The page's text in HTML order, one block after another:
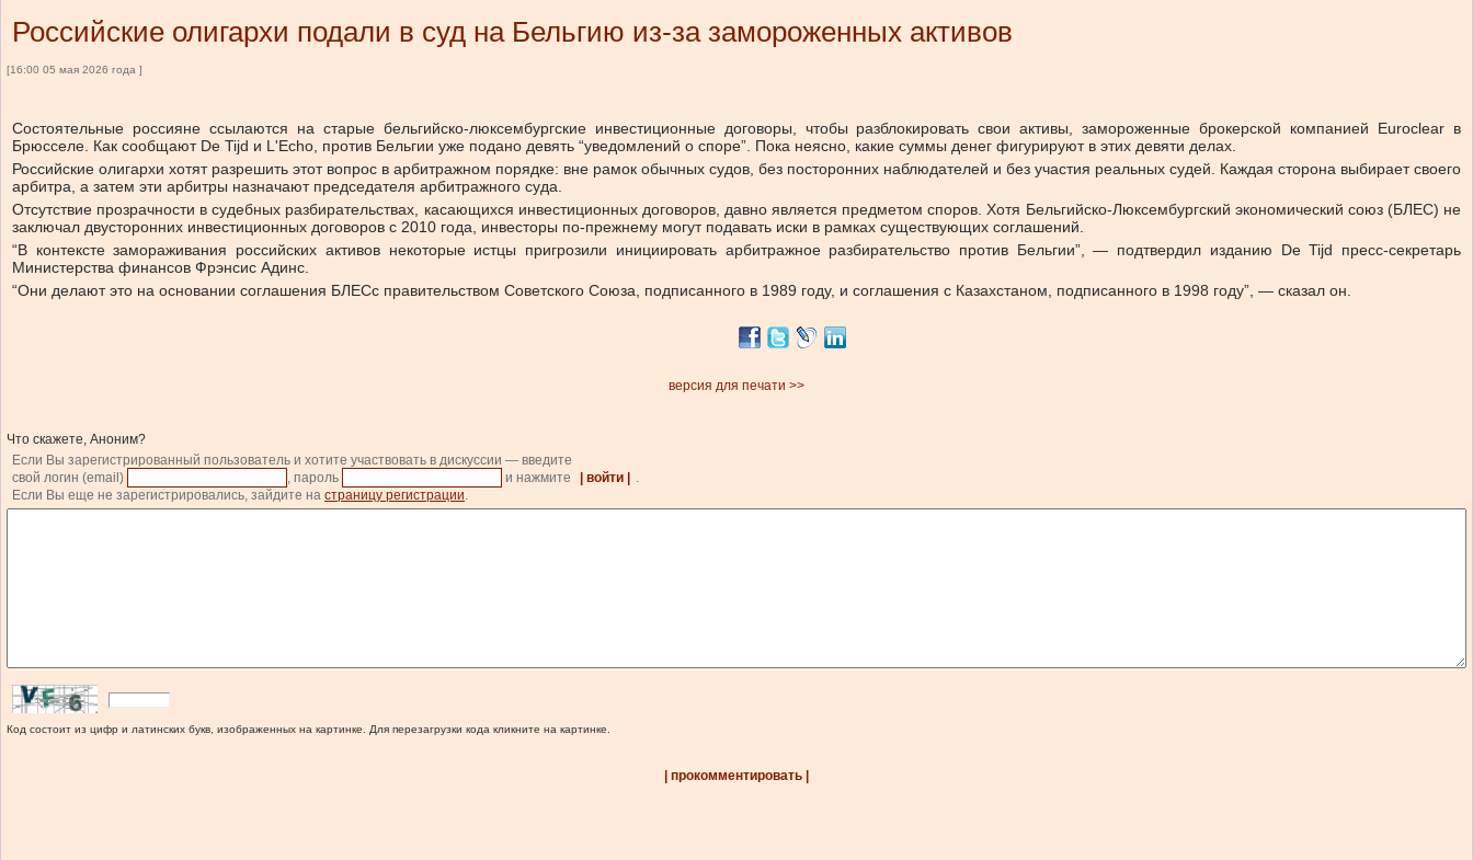
Российские олигархи подали в суд на Бельгию из-за замороженных активов
[16:00 05 мая 2026 года ]
Состоятельные россияне ссылаются на старые бельгийско-люксембургские инвестиционные договоры, чтобы разблокировать свои активы, замороженные брокерской компанией Euroclear в
Брюсселе. Как сообщают De Tijd и L'Echo, против Бельгии уже подано девять “уведомлений о споре”. Пока неясно, какие суммы денег фигурируют в этих девяти делах.
Российские олигархи хотят разрешить этот вопрос в арбитражном порядке: вне рамок обычных судов, без посторонних наблюдателей и без участия реальных судей. Каждая сторона выбирает своего
арбитра, а затем эти арбитры назначают председателя арбитражного суда.
Отсутствие прозрачности в судебных разбирательствах, касающихся инвестиционных договоров, давно является предметом споров. Хотя Бельгийско-Люксембургский экономический союз (БЛЕС) не
заключал двусторонних инвестиционных договоров с 2010 года, инвесторы по-прежнему могут подавать иски в рамках существующих соглашений.
“В контексте замораживания российских активов некоторые истцы пригрозили инициировать арбитражное разбирательство против Бельгии”, — подтвердил изданию De Tijd пресс-секретарь
Министерства финансов Фрэнсис Адинс.
“Они делают это на основании соглашения БЛЕСс правительством Советского Союза, подписанного в 1989 году, и соглашения с Казахстаном, подписанного в 1998 году”, — сказал он.
версия для печати >>
Что скажете, Аноним?
Если Вы зарегистрированный пользователь и хотите участвовать в дискуссии — введите
свой логин (email)
, пароль и нажмите | войти |
.
Если Вы еще не зарегистрировались, зайдите на страницу регистрации.
Код состоит из цифр и латинских букв, изображенных на картинке. Для перезагрузки кода кликните на картинке.
| прокомментировать |